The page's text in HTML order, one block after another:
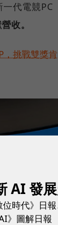
代電競PC
收。
，挑戰雙獎肯
AI 發
位時代》日
》圖解日報